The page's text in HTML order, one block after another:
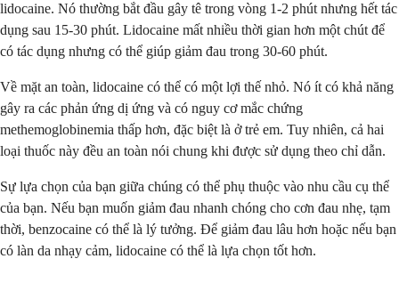
lidocaine. Nó thường bắt đầu gây tê trong vòng 1-2 phút nhưng hết tác
dụng sau 15-30 phút. Lidocaine mất nhiều thời gian hơn một chút để
có tác dụng nhưng có thể giúp giảm đau trong 30-60 phút.
Về mặt an toàn, lidocaine có thể có một lợi thế nhỏ. Nó ít có khả năng
gây ra các phản ứng dị ứng và có nguy cơ mắc chứng
methemoglobinemia thấp hơn, đặc biệt là ở trẻ em. Tuy nhiên, cả hai
loại thuốc này đều an toàn nói chung khi được sử dụng theo chỉ dẫn.
Sự lựa chọn của bạn giữa chúng có thể phụ thuộc vào nhu cầu cụ thể
của bạn. Nếu bạn muốn giảm đau nhanh chóng cho cơn đau nhẹ, tạm
thời, benzocaine có thể là lý tưởng. Để giảm đau lâu hơn hoặc nếu bạn
có làn da nhạy cảm, lidocaine có thể là lựa chọn tốt hơn.